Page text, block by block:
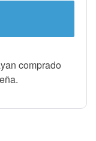
comprado